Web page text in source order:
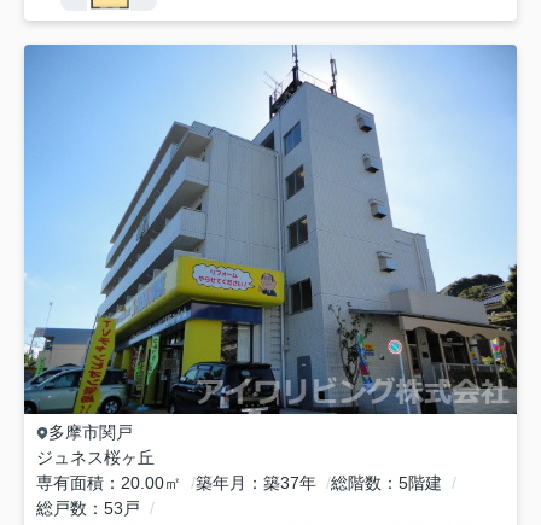
多摩市関戸
ジュネス桜ヶ丘
専有面積
20.00㎡ 築年月 築37年 総階数
5階建
総戸数
53戸